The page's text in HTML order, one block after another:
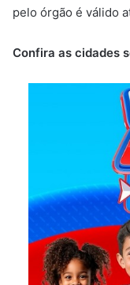
pelo órgão é válido
Confira as cidades